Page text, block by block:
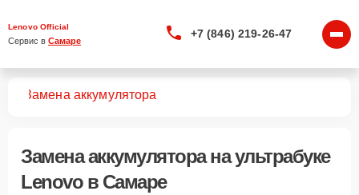
Lenovo Official
Сервис в Самаре
+7 (846) 219-26-47
Замена аккумулятора
Замена аккумуляторана ультрабуке
Lenovo в Самаре